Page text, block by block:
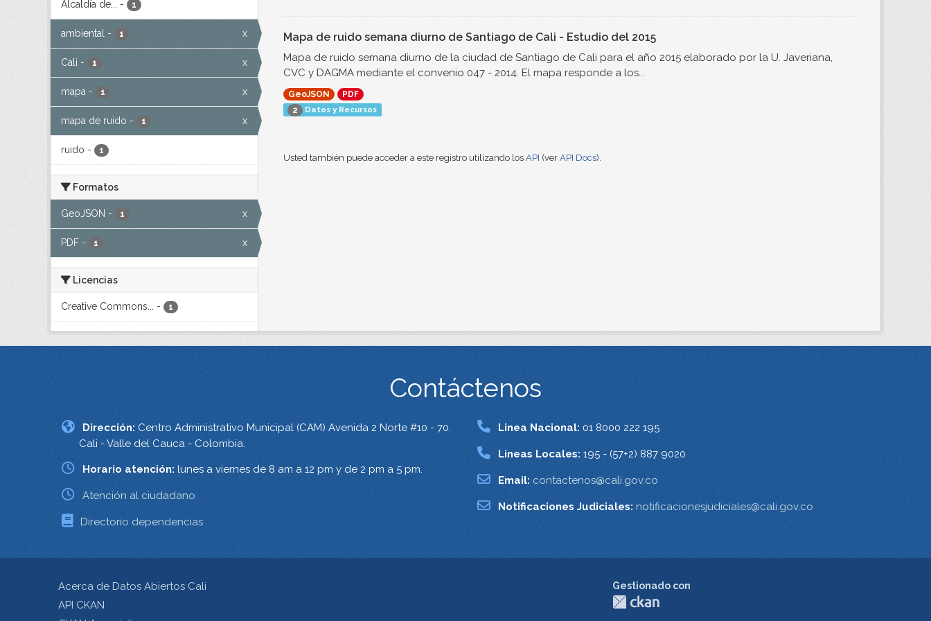
Alcaldía de... - 1
ambiental - 1 x
Cali - 1 x
mapa - 1 x
mapa de ruido - 1 x
ruido - 1
Formatos
GeoJSON - 1 x
PDF - 1 x
Licencias
Creative Commons... - 1
Mapa de ruido semana diurno de Santiago de Cali - Estudio del 2015
Mapa de ruido semana diurno de la ciudad de Santiago de Cali para el año 2015 elaborado por la U. Javeriana,
CVC y DAGMA mediante el convenio 047 - 2014. El mapa responde a los...
GeoJSON
PDF
2
Datos y Recursos
Usted también puede acceder a este registro utilizando los API (ver API Docs).
Contáctenos
Dirección: Centro Administrativo Municipal (CAM) Avenida 2 Norte #10 - 70.
Cali - Valle del Cauca - Colombia.
Horario atención: lunes a viernes de 8 am a 12 pm y de 2 pm a 5 pm.
Atención al ciudadano
Directorio dependencias
Linea Nacional: 01 8000 222 195
Lineas Locales: 195 - (57+2) 887 9020
Email: contactenos@cali.gov.co
Notificaciones Judiciales: notificacionesjudiciales@cali.gov.co
Acerca de Datos Abiertos Cali
API CKAN
Gestionado con